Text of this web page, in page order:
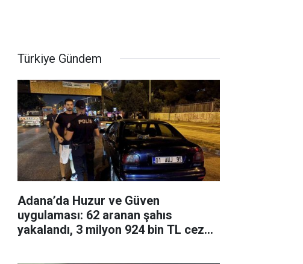
Türkiye Gündem
Adana’da Huzur ve Güven
uygulaması: 62 aranan şahıs
yakalandı, 3 milyon 924 bin TL ceza